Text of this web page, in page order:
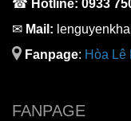
☎ Hotline: 0933
✉ Mail:
Fanpage: Hòa Lê
FANPAGE